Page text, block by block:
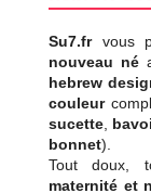
Su7.frvous
nouveau né
hebrew
couleur
sucette
bonnet).
Tout doux,
maternité et